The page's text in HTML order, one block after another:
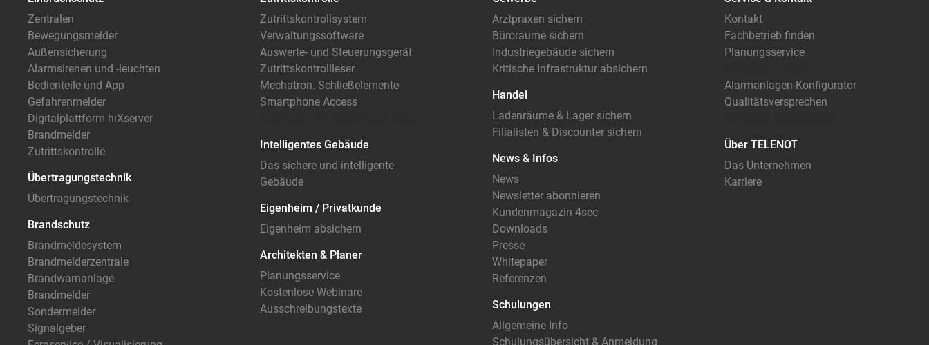
Zentralen
Bewegungsmelder
Außensicherung
Alarmsirenen und -leuchten
Bedienteile und App
Gefahrenmelder
Digitalplattform hiXserver
Brandmelder
Zutrittskontrolle
Übertragungstechnik
Übertragungstechnik
Brandschutz
Brandmeldesystem
Brandmelderzentrale
Brandwarnanlage
Brandmelder
Sondermelder
Signalgeber
Zutrittskontrollsystem
Verwaltungssoftware
Auswerte- und Steuerungsgerät
Zutrittskontrollleser
Mechatron. Schließelemente
Smartphone Access
Intelligentes Gebäude
Das sichere und intelligente
Gebäude
Eigenheim / Privatkunde
Eigenheim absichern
Architekten & Planer
Planungsservice
Kostenlose Webinare
Ausschreibungstexte
Arztpraxen sichern
Büroräume sichern
Industriegebäude sichern
Kritische Infrastruktur absichern
Handel
Ladenräume & Lager sichern
Filialisten & Discounter sichern
News & Infos
News
Newsletter abonnieren
Kundenmagazin 4sec
Downloads
Presse
Whitepaper
Referenzen
Schulungen
Allgemeine Info
Schulungsübersicht & Anmeldung
Kontakt
Fachbetrieb finden
Planungsservice
Alarmanlagen-Konfigurator
Qualitätsversprechen
Über TELENOT
Das Unternehmen
Karriere